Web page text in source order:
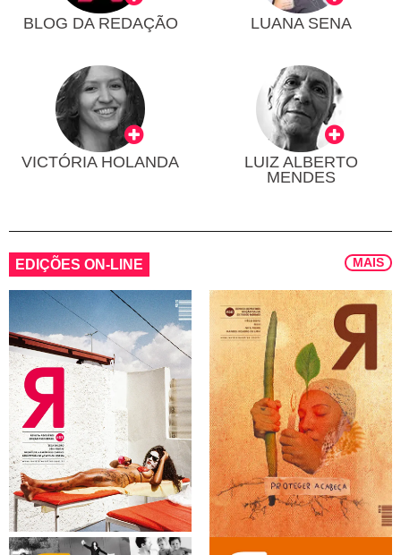
BLOG DA REDAÇÃO LUANA SENA
VICTÓRIA HOLANDA
LUIZ ALBERTO
MENDES
EDIÇÕES ON-LINE MAIS